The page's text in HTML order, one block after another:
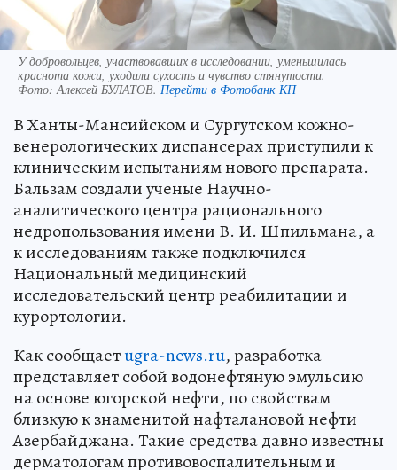
У добровольцев, участвовавших в исследовании, уменьшилась
краснота кожи, уходили сухость и чувство стянутости.
Фото:Алексей БУЛАТОВ. Перейти в Фотобанк КП
В Ханты-Мансийском и Сургутском кожно-
венерологических диспансерах приступили к
клиническим испытаниям нового препарата.
Бальзам создали ученые Научно-
аналитического центра рационального
недропользования имени В. И. Шпильмана, а
к исследованиям также подключился
Национальный медицинский
исследовательский центр реабилитации и
курортологии.
Как сообщаетugra-news.ru, разработка
представляет собой водонефтяную эмульсию
на основе югорской нефти, по свойствам
близкую к знаменитой нафталановой нефти
Азербайджана. Такие средства давно известны
дерматологам противовоспалительным и